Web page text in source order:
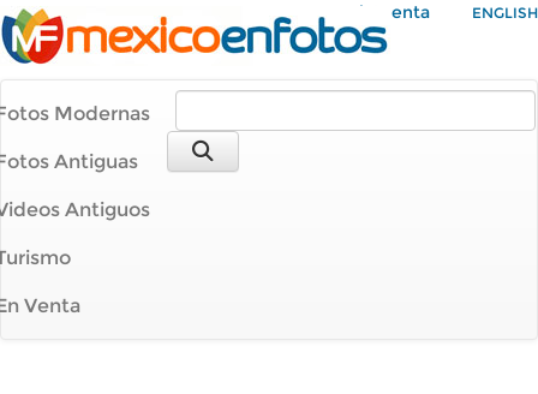
Mi Cuenta ENGLISH
Modernas
Antiguas
Antiguos
Venta